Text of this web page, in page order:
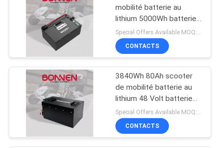
PROPOS
NOUS
VISITE
D'USINE
mobilité batterie au
lithium 5000Wh batterie
échangeable pour moto
électrique
Special Offers Available MOQ:2 unités
CONTACTS
3840Wh 80Ah scooter
de mobilité batterie au
lithium 48 Volt batterie
pour Citycoco
CONTACTS